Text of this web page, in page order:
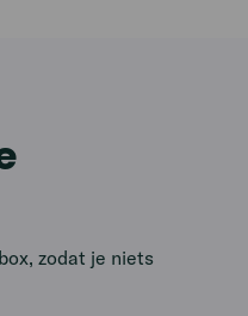
zodat je niets